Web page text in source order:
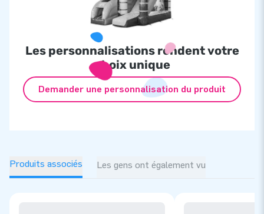
Les personnalisations rendent votre
choix unique
Demander une personnalisation du produit
Produits associés Les gens ont également vu